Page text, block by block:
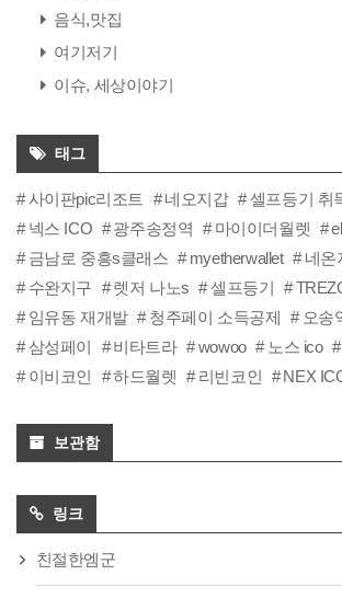
음식,맛집
여기저기
이슈, 세상이야기
태그
사이판pic리조트 네오지갑 셀프등기 취
넥스 ICO
광주송정역 마이이더월렛
금남로 중흥s클래스
myetherwallet 네온
수완지구
렛저 나노s 셀프등기
임유동 재개발
청주페이 소득공제
오송
삼성페이
비타트라 wowoo 노스 ico
이비코인
하드월렛 리빈코인 NEX
보관함
링크
친절한엠군